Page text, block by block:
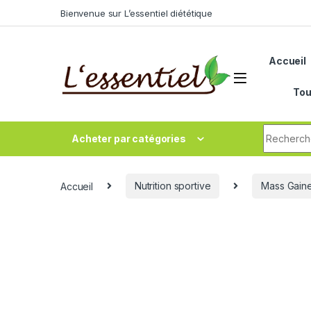
Bienvenue sur L’essentiel diététique
Accueil
Acheter par catégories
Accueil Nutrition sportive Mass